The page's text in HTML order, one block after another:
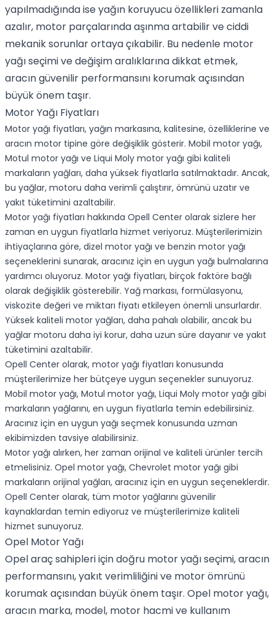
yapılmadığında ise yağın koruyucu özellikleri zamanla
azalır, motor parçalarında aşınma artabilir ve ciddi
mekanik sorunlar ortaya çıkabilir. Bu nedenle motor
yağı seçimi ve değişim aralıklarına dikkat etmek,
aracın güvenilir performansını korumak açısından
büyük önem taşır.
Motor Yağı Fiyatları
Motor yağı fiyatları, yağın markasına, kalitesine, özelliklerine ve
aracın motor tipine göre değişiklik gösterir. Mobil motor yağı,
Motul motor yağı ve Liqui Moly motor yağı gibi kaliteli
markaların yağları, daha yüksek fiyatlarla satılmaktadır. Ancak,
bu yağlar, motoru daha verimli çalıştırır, ömrünü uzatır ve
yakıt tüketimini azaltabilir.
Motor yağı fiyatları hakkında Opell Center olarak sizlere her
zaman en uygun fiyatlarla hizmet veriyoruz. Müşterilerimizin
ihtiyaçlarına göre, dizel motor yağı ve benzin motor yağı
seçeneklerini sunarak, aracınız için en uygun yağı bulmalarına
yardımcı oluyoruz. Motor yağı fiyatları, birçok faktöre bağlı
olarak değişiklik gösterebilir. Yağ markası, formülasyonu,
viskozite değeri ve miktarı fiyatı etkileyen önemli unsurlardır.
Yüksek kaliteli motor yağları, daha pahalı olabilir, ancak bu
yağlar motoru daha iyi korur, daha uzun süre dayanır ve yakıt
tüketimini azaltabilir.
Opell Center olarak, motor yağı fiyatları konusunda
müşterilerimize her bütçeye uygun seçenekler sunuyoruz.
Mobil motor yağı, Motul motor yağı, Liqui Moly motor yağı gibi
markaların yağlarını, en uygun fiyatlarla temin edebilirsiniz.
Aracınız için en uygun yağı seçmek konusunda uzman
ekibimizden tavsiye alabilirsiniz.
Motor yağı alırken, her zaman orijinal ve kaliteli ürünler tercih
etmelisiniz. Opel motor yağı, Chevrolet motor yağı gibi
markaların orijinal yağları, aracınız için en uygun seçeneklerdir.
Opell Center olarak, tüm motor yağlarını güvenilir
kaynaklardan temin ediyoruz ve müşterilerimize kaliteli
hizmet sunuyoruz.
Opel Motor Yağı
Opel araç sahipleri için doğru motor yağı seçimi, aracın
performansını, yakıt verimliliğini ve motor ömrünü
korumak açısından büyük önem taşır. Opel motor yağı,
aracın marka, model, motor hacmi ve kullanım